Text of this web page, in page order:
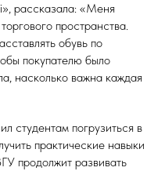
рассказала: «Меня
пространства.
обувь по
покупателю было
насколько важна каждая
студентам погрузиться в
практические навыки
продолжит развивать